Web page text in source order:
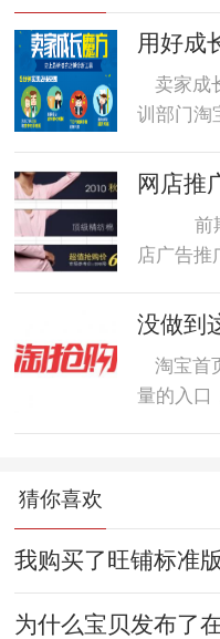
数据魔方 好评语
用好成
卖家成
训部门淘
网店推
前期网
店广告推
没做到
淘宝首
量的入口
猜你喜欢
我购买了旺铺标准
为什么宝贝发布了